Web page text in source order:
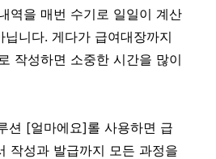
역을 매번 수기로 일일이 계산
니다. 게다가 급여대장까지
작성하면 소중한 시간을 많이
션 [얼마에요]롤 사용하면 급
작성과 발급까지 모든 과정을